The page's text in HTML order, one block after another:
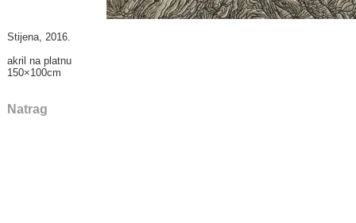
Stijena, 2016.
akril na platnu
150×100cm
Natrag